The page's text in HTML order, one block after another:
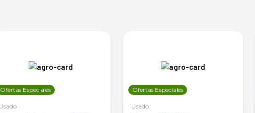
Ofertas Especiales
Usado
Ofertas Especiales
Usado